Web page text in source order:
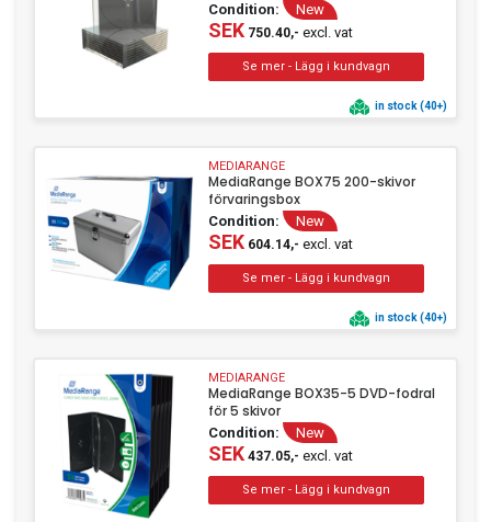
Condition: New
SEK750.40,- excl. vat
in stock (40+)
MEDIARANGE
MediaRange BOX75 200-skivor
förvaringsbox
Condition: New
SEK604.14,- excl. vat
in stock (40+)
MEDIARANGE
MediaRange BOX35-5 DVD-fodral
för 5 skivor
Condition: New
SEK437.05,- excl. vat